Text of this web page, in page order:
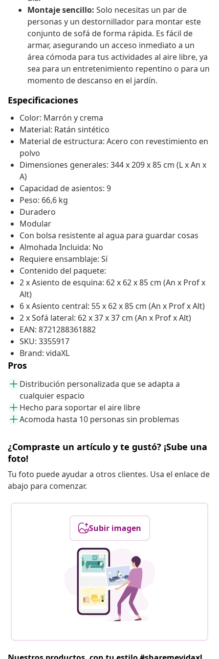
Montaje sencillo: Solo necesitas un par de
personas y un destornillador para montar este
conjunto de sofá de forma rápida. Es fácil de
armar, asegurando un acceso inmediato a un
área cómoda para tus actividades al aire libre, ya
sea para un entretenimiento repentino o para un
momento de descanso en el jardín.
Especificaciones
Color: Marrón y crema
Material: Ratán sintético
Material de estructura: Acero con revestimiento en
polvo
Dimensiones generales: 344 x 209 x 85 cm (L x An x
A)
Capacidad de asientos: 9
Peso: 66,6 kg
Duradero
Modular
Con bolsa resistente al agua para guardar cosas
Almohada Incluida: No
Requiere ensamblaje: Sí
Contenido del paquete:
2 x Asiento de esquina: 62 x 62 x 85 cm (An x Prof x
Alt)
6 x Asiento central: 55 x 62 x 85 cm (An x Prof x Alt)
2 x Sofá lateral: 62 x 37 x 37 cm (An x Prof x Alt)
EAN: 8721288361882
SKU: 3355917
Brand: vidaXL
Pros
Distribución personalizada que se adapta a
cualquier espacio
Hecho para soportar el aire libre
Acomoda hasta 10 personas sin problemas
¿Compraste un artículo y te gustó? ¡Sube una
foto!
Tu foto puede ayudar a otros clientes. Usa el enlace de
abajo para comenzar.
Subir imagen